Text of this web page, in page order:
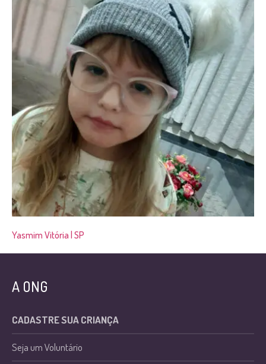
Yasmim Vitória | SP
A ONG
CADASTRE SUA CRIANÇA
Seja um Voluntário